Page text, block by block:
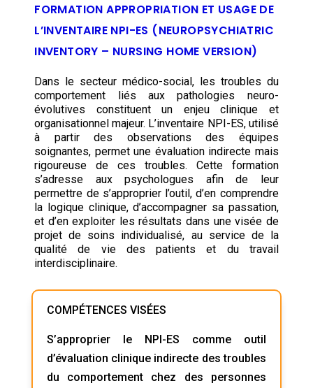
FORMATION APPROPRIATION ET USAGE DE
L’INVENTAIRE NPI-ES (NEUROPSYCHIATRIC
INVENTORY – NURSING HOME VERSION)
Dans le secteur médico-social, les troubles du
comportement liés aux pathologies neuro-
évolutives constituent un enjeu clinique et
organisationnel majeur. L’inventaire NPI-ES, utilisé
à partir des observations des équipes
soignantes, permet une évaluation indirecte mais
rigoureuse de ces troubles. Cette formation
s’adresse aux psychologues afin de leur
permettre de s’approprier l’outil, d’en comprendre
la logique clinique, d’accompagner sa passation,
et d’en exploiter les résultats dans une visée de
projet de soins individualisé, au service de la
qualité de vie des patients et du travail
interdisciplinaire.
COMPÉTENCES VISÉES
S’approprier le NPI-ES comme outil
d’évaluation clinique indirecte des troubles
du comportement chez des personnes